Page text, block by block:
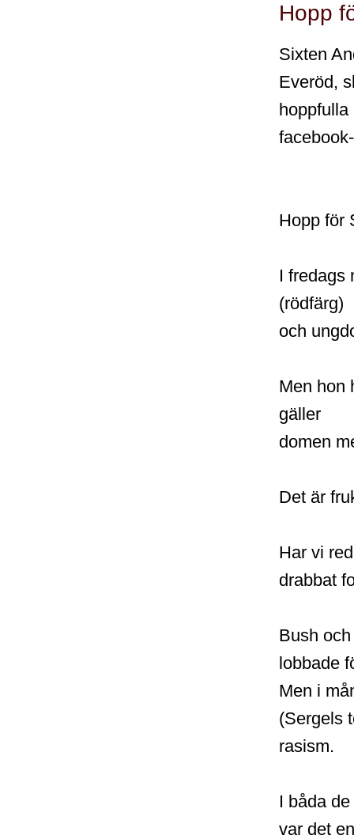
Hopp
Sixten
Everöd,
hoppfulla
Hopp för
I fredags
(rödfärg)
och
Men hon
gäller
domen
Det är
Har vi
drabbat
Bush
lobbade
Men i
(Sergels
rasism.
I båda
var det